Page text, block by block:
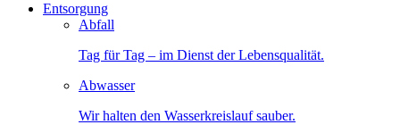
Entsorgung
Abfall
Tag für Tag – im Dienst der Lebensqualität.
Abwasser
Wir halten den Wasserkreislauf sauber.